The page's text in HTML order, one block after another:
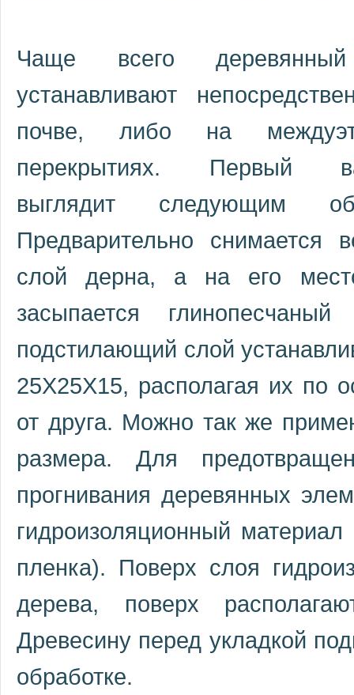
Чаще всего
устанавливают
почве, либо на
перекрытиях. Первый
выглядит следующим
Предварительно снимается
слой дерна, а на его
засыпается
подстилающий слой
25Х25Х15, располагая их по
от друга. Можно так же
размера. Для
прогнивания деревянных
гидроизоляционный
пленка). Поверх слоя
дерева, поверх
Древесину перед укладкой
обработке.